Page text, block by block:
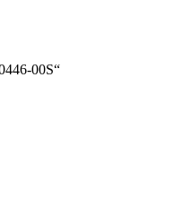
00S“